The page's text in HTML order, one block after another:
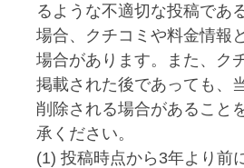
るような不適切な投稿であ
場合、クチコミや料金情報
場合があります。また、ク
掲載された後であっても、
削除される場合があること
承ください。
(1) 投稿時点から3年より前